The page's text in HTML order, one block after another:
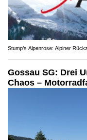
Stump’s Alpenrose: Alpiner
Gossau SG: Drei
Chaos –